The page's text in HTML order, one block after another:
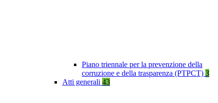
Piano triennale per la prevenzione della
corruzione e della trasparenza (PTPCT) 3
Atti generali 43